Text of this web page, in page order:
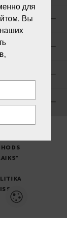
для
Вы